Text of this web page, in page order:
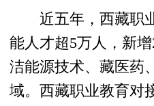
近五年，西藏职业
能人才超5万人，新
洁能源技术、藏医药
域。西藏职业教育对